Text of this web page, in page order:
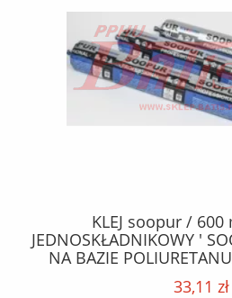
KLEJ soopur /
JEDNOSKŁADNIKOWY '
NA BAZIE
karton 20 szt. / pistolet
33,11 zł